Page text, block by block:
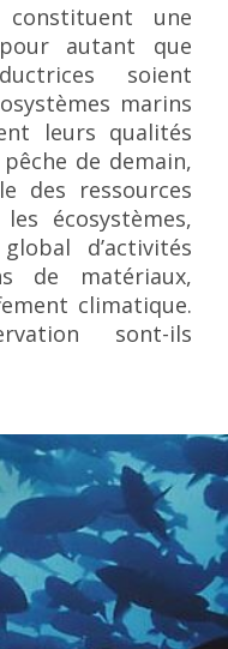
constituent une
autant que
soient
marins
leurs qualités
de demain,
des ressources
écosystèmes,
d’activités
de matériaux,
climatique.
sont-ils